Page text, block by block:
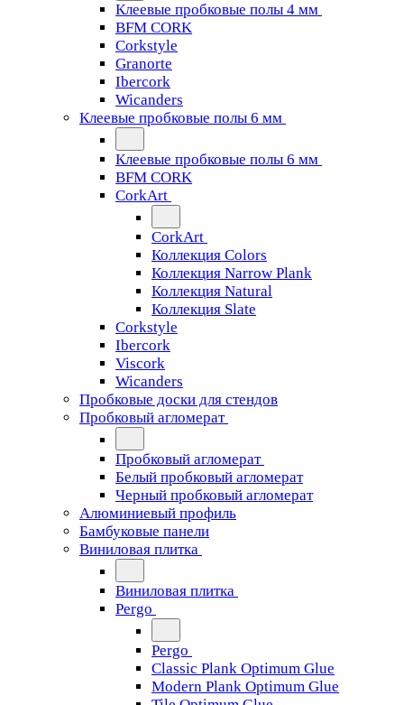
Клеевые пробковые полы 4 мм
BFM CORK
Corkstyle
Granorte
Ibercork
Wicanders
Клеевые пробковые полы 6 мм
Клеевые пробковые полы 6 мм
BFM CORK
CorkArt
CorkArt
Коллекция Colors
Коллекция Narrow Plank
Коллекция Natural
Коллекция Slate
Corkstyle
Ibercork
Viscork
Wicanders
Пробковые доски для стендов
Пробковый агломерат
Пробковый агломерат
Белый пробковый агломерат
Черный пробковый агломерат
Алюминиевый профиль
Бамбуковые панели
Виниловая плитка
Виниловая плитка
Pergo
Pergo
Classic Plank Optimum Glue
Modern Plank Optimum Glue